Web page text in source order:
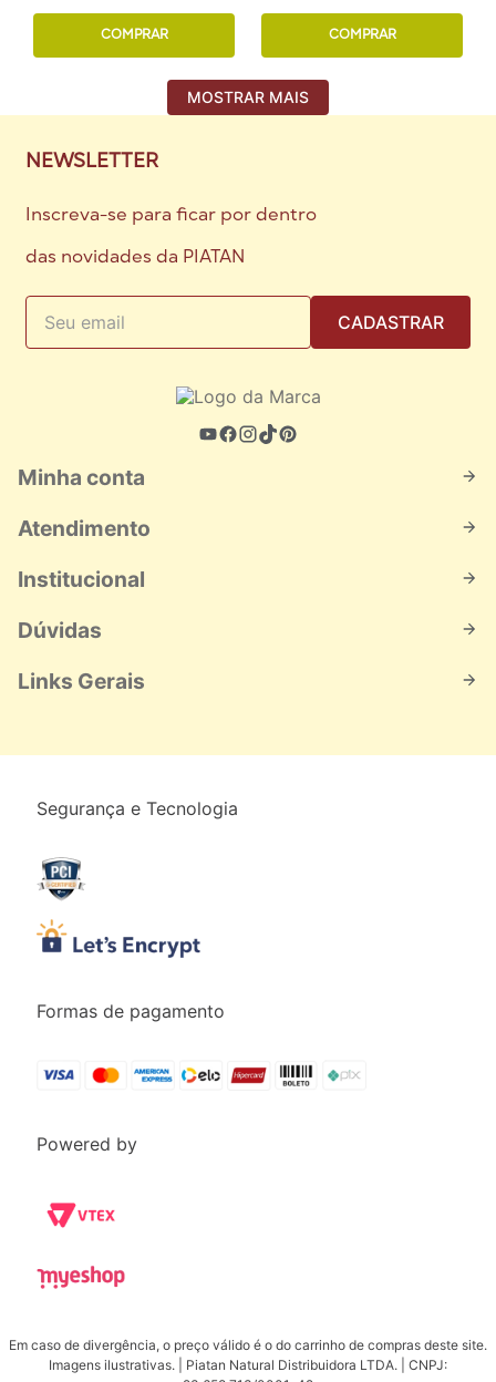
COMPRAR COMPRAR
MOSTRAR MAIS
NEWSLETTER
Inscreva-se para ficar por dentro
das novidades da PIATAN
CADASTRAR
Minha conta
Atendimento
Institucional
Dúvidas
Links Gerais
Segurança e Tecnologia
Formas de pagamento
Powered by
Em caso de divergência, o preço válido é o do carrinho de compras deste site.
Imagens ilustrativas. | Piatan Natural Distribuidora LTDA. | CNPJ: